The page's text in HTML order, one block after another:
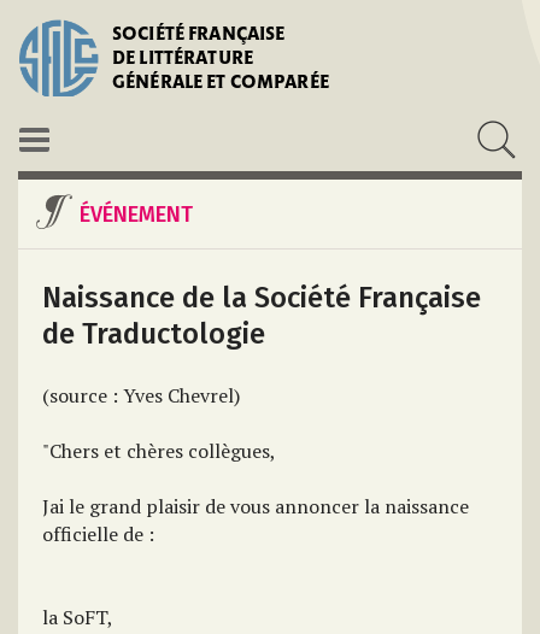
SOCIÉTÉ FRANÇAISE
DE LITTÉRATURE
GÉNÉRALE ET COMPARÉE
ÉVÉNEMENT
Naissance de la Société Française
de Traductologie
(source : Yves Chevrel)
"Chers et chères collègues,
Jai le grand plaisir de vous annoncer la naissance
officielle de :
la SoFT,